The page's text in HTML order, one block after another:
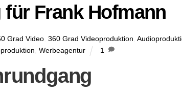
Frank Hofmann
Grad Video ,360 Grad Videoproduktion ,
,Werbeagentur 1